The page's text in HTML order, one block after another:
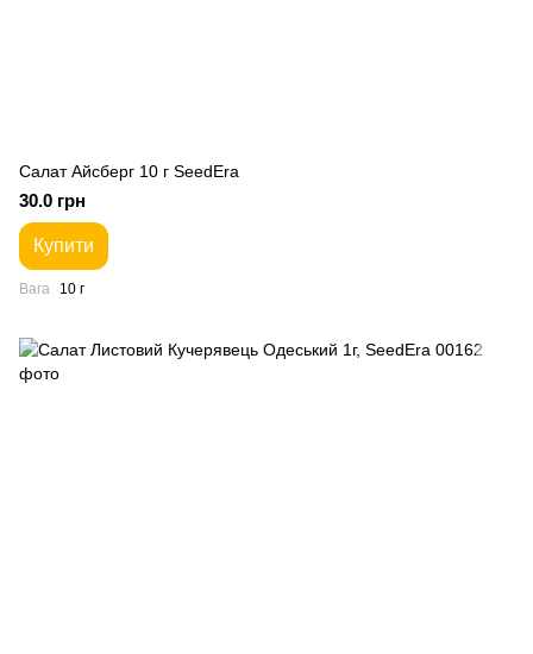
Салат Айсберг 10 г SeedEra
30.0 грн
Купити
Вага 10 г